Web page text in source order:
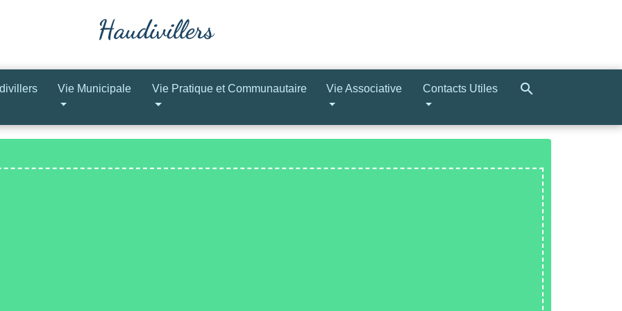
Vie Municipale Vie Pratique et Communautaire Vie Associative Contacts Utiles search